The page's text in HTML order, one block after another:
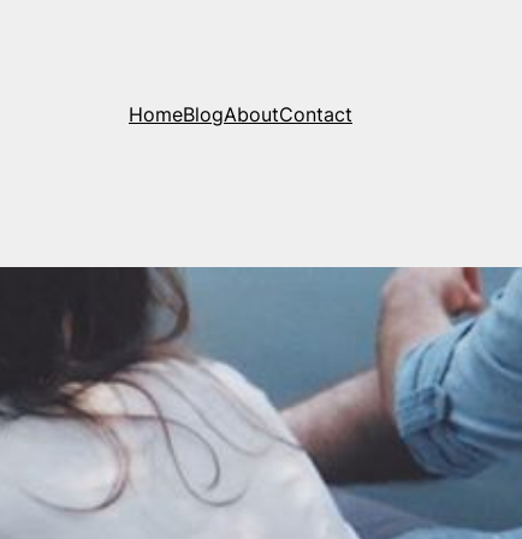
HomeBlogAboutContact